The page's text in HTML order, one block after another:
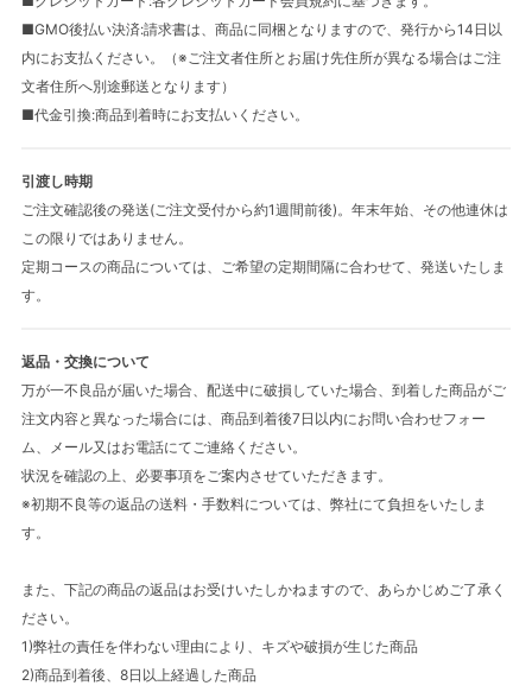
■GMO後払い決済:請求書は、商品に同梱となりますので、発行から14日以
内にお支払ください。（※ご注文者住所とお届け先住所が異なる場合はご注
文者住所へ別途郵送となります）
■代金引換:商品到着時にお支払いください。
引渡し時期
ご注文確認後の発送(ご注文受付から約1週間前後)。年末年始、その他連休は
この限りではありません。
定期コースの商品については、ご希望の定期間隔に合わせて、発送いたしま
す。
返品・交換について
万が一不良品が届いた場合、配送中に破損していた場合、到着した商品がご
注文内容と異なった場合には、商品到着後7日以内にお問い合わせフォー
ム、メール又はお電話にてご連絡ください。
状況を確認の上、必要事項をご案内させていただきます。
※初期不良等の返品の送料・手数料については、弊社にて負担をいたしま
す。
また、下記の商品の返品はお受けいたしかねますので、あらかじめご了承く
ださい。
1)弊社の責任を伴わない理由により、キズや破損が生じた商品
2)商品到着後、8日以上経過した商品